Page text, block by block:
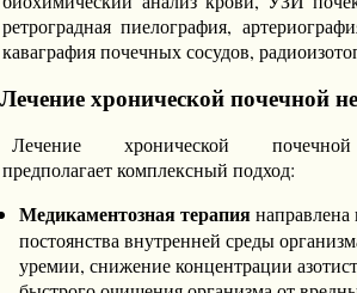
ретроградная пиелография,
каваграфия почечных сосудов,
Лечение хронической почечной
Лечение хронической почечной
предполагает комплексный подход:
Медикаментозная терапиянаправлена
постоянства внутренней среды
уремии, снижение концентрации